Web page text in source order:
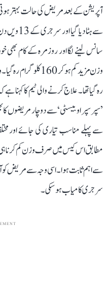
آپریشن کے بعد مریض کی حالت بہتر
سے ہٹا
سانس لینے لگا اور روزمرہ کے کام بھی
رہ گیا تھا۔ علاج کرنے والی ٹیم کا کہنا
’سپر سپر اوبیسٹی‘ سے دوچار مریضوں
سے پہلے مناسب تیاری کی جائے اور
مطابق اس کیس میں صرف وزن کم کرنا ہی
سے اہم ثابت ہوا۔ اسی وجہ سے مریض کو
سرجری کامیاب ہو سکی۔